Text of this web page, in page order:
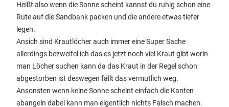
Heißt also wenn die Sonne scheint kannst du ruhig schon eine
Rute auf die Sandbank packen und die andere etwas tiefer
legen.
Ansich sind Krautlöcher auch immer eine Super Sache
allerdings bezweifel ich das es jetzt noch viel Kraut gibt worin
man Löcher suchen kann da das Kraut in der Regel schon
abgestorben ist deswegen fällt das vermutlich weg.
Ansonsten wenn keine Sonne scheint einfach die Kanten
abangeln dabei kann man eigentlich nichts Falsch machen.